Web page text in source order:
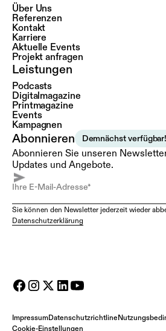
Über Uns
Referenzen
Kontakt
Karriere
Aktuelle Events
Projekt anfragen
Leistungen
Podcasts
Digitalmagazine
Printmagazine
Events
Kampagnen
Abonnieren Demnächst verfügbar!
Abonnieren Sie unseren
Updates und Angebote.
Sie können den Newsletter jederzeit wieder
Datenschutzerklärung
ImpressumDatenschutzrichtline
Cookie-Einstellungen